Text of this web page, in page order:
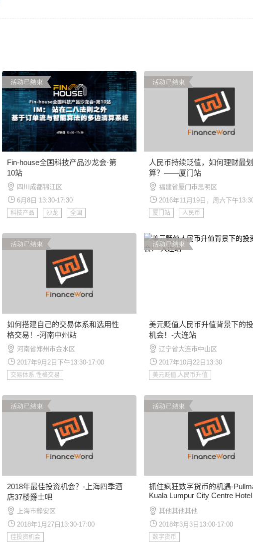
Fin-house全国科技产品沙龙会·第
10站
四川成都锦江区
6月8日 13:30-17:30
科技产品 沙龙 全国
人民币持续贬值，如何理财最划
算？——厦门站
福建省厦门市思明区
2016年11月19日，周六下午
厦门站 人民币
如何搭建自己的交易体系和选用性
格交易！-河南中州站
河南省郑州市金水区
2017年9月2日下午13:30-17:00
交易体系,性格交易
美元贬值人民币升值背景下的
机会！-大连站
辽宁省大连市中山区
2017年10月22日13:30
美元贬值,人民币升值
2018年最佳投资机会？-上海四季酒
店37楼爵士吧
上海市静安区
2018年1月27日13:30-17:00
佳投资机会
抓住疯狂数字货币的机遇-
Kuala Lumpur City Centre
Lump其他其他其他
2018年3月3日13:00-17:00
数字货币